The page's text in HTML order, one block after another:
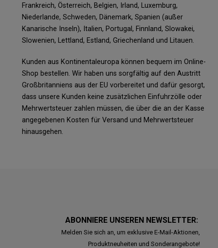
Frankreich, Österreich, Belgien, Irland, Luxemburg,
Niederlande, Schweden, Dänemark, Spanien (außer
Kanarische Inseln), Italien, Portugal, Finnland, Slowakei,
Slowenien, Lettland, Estland, Griechenland und Litauen.
Kunden aus Kontinentaleuropa können bequem im Online-
Shop bestellen. Wir haben uns sorgfältig auf den Austritt
Großbritanniens aus der EU vorbereitet und dafür gesorgt,
dass unsere Kunden keine zusätzlichen Einfuhrzölle oder
Mehrwertsteuer zahlen müssen, die über die an der Kasse
angegebenen Kosten für Versand und Mehrwertsteuer
hinausgehen.
ABONNIERE UNSEREN NEWSLETTER:
Melden Sie sich an, um exklusive E-Mail-Aktionen,
Produktneuheiten und Sonderangebote!